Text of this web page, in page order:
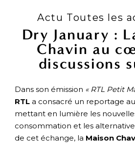
Actu Toutes les
Dry January :
Chavin au
discussions
Dans son émission « RTL Petit
RTL a consacré un reportage au
mettant en lumière les
consommation et les
de cet échange, la Maison